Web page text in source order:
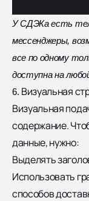
У СДЭКа есть
мессенджеры,
все по одному
доступна на
6. Визуальная
Визуальная
содержание.
данные, нужно:
Выделять
Использовать
способов